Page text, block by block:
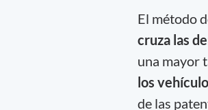
El método
cruza las
una mayor
los
de las